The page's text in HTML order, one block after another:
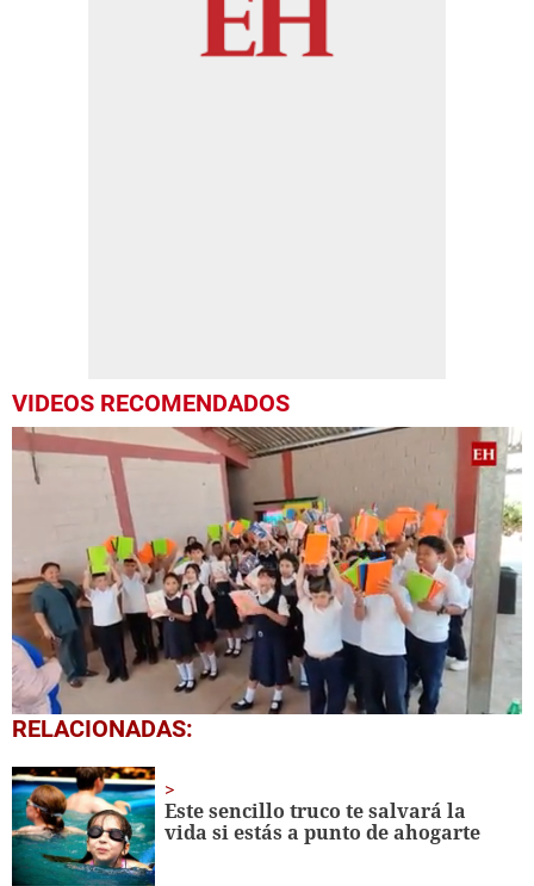
VIDEOS RECOMENDADOS
0
seconds
1
minute,
56
seconds
RELACIONADAS:
Este sencillo truco te salvará la
vida si estás a punto de ahogarte